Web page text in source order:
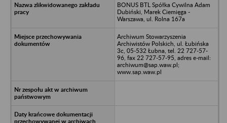
BONUS BTL Spółka Cywilna Adam
Dubiński, Marek Ciemięga -
Warszawa, ul. Rolna 167a
Archiwum Stowarzyszenia
Archiwistów Polskich, ul. Łubińska
3c, 05-532 Łubna, tel. 22 727-57-
96, fax 22 727-57-95, adres e-mail:
archiwum@sap.waw.pl;
www.sap.waw.pl